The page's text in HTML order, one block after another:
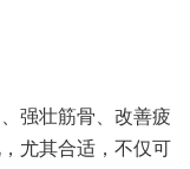
强壮筋骨、改善疲
尤其合适，不仅可